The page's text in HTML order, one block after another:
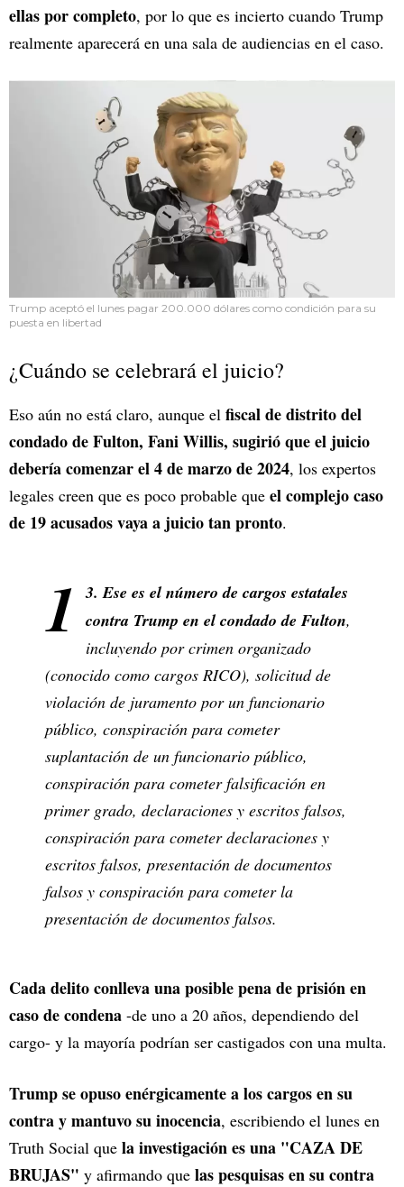
ellas por completo, por lo que es incierto cuando Trump
realmente aparecerá en una sala de audiencias en el caso.
Trump aceptó el lunes pagar 200.000 dólares como condición para su
puesta en libertad
¿Cuándo se celebrará el juicio?
Eso aún no está claro, aunque el fiscal de distrito del
condado de Fulton, Fani Willis, sugirió que el juicio
debería comenzar el 4 de marzo de 2024, los expertos
legales creen que es poco probable que el complejo caso
de 19 acusados vaya a juicio tan pronto.
1 3. Ese es el número de cargos estatales
contra Trump en el condado de Fulton,
incluyendo por crimen organizado
(conocido como cargos RICO), solicitud de
violación de juramento por un funcionario
público, conspiración para cometer
suplantación de un funcionario público,
conspiración para cometer falsificación en
primer grado, declaraciones y escritos falsos,
conspiración para cometer declaraciones y
escritos falsos, presentación de documentos
falsos y conspiración para cometer la
presentación de documentos falsos.
Cada delito conlleva una posible pena de prisión en
caso de condena -de uno a 20 años, dependiendo del
cargo- y la mayoría podrían ser castigados con una multa.
Trump se opuso enérgicamente a los cargos en su
contra y mantuvo su inocencia, escribiendo el lunes en
Truth Social que la investigación es una "CAZA DE
BRUJAS" y afirmando que las pesquisas en su contra